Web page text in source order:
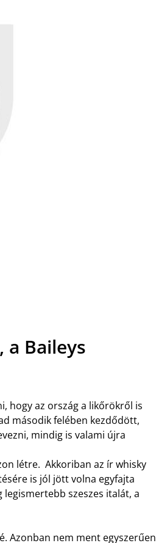
a Baileys
hogy az ország a likőrökről is
második felében kezdődött,
mindig is valami újra
létre. Akkoriban az ír whisky
is jól jött volna egyfajta
szeszes italát, a
Azonban nem ment egyszerűen